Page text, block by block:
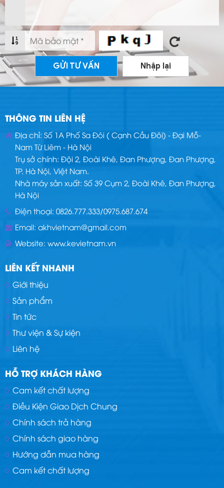
GỬI TƯ VẤN Nhập lại
THÔNG TIN LIÊN HỆ
Địa chỉ: Số 1A Phố Sa Đôi ( Cạnh Cầu Đôi) - Đại Mỗ-
Nam Từ Liêm - Hà Nội
Trụ sở chính: Đội 2, Đoài Khê, Đan Phượng, Đan Phượng,
TP. Hà Nội, Việt Nam.
Nhà máy sản xuất: Số 39 Cụm 2, Đoài Khê, Đan Phượng,
Hà Nội
Điện thoại: 0826.777.333/0975.687.674
Email: akhvietnam@gmail.com
Website: www.kevietnam.vn
LIÊN KẾT NHANH
Giới thiệu
Sản phẩm
Tin tức
Thư viện & Sự kiện
Liên hệ
HỖ TRỢ KHÁCH HÀNG
Cam kết chất lượng
Điều Kiện Giao Dịch Chung
Chính sách trả hàng
Chính sách giao hàng
Hướng dẫn mua hàng
Cam kết chất lượng